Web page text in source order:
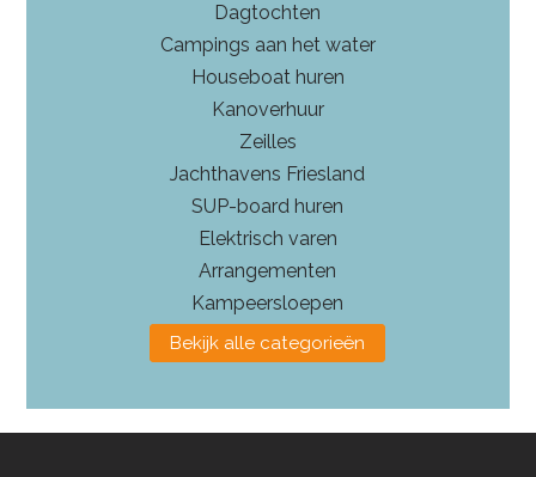
Dagtochten
Campings aan het water
Houseboat huren
Kanoverhuur
Zeilles
Jachthavens Friesland
SUP-board huren
Elektrisch varen
Arrangementen
Kampeersloepen
Bekijk alle categorieën